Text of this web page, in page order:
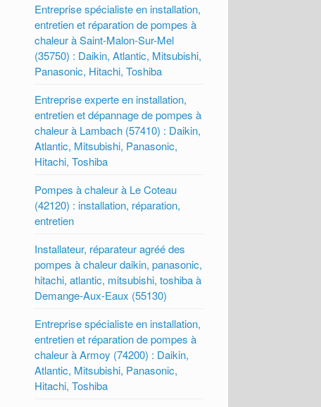
Entreprise spécialiste en installation,
entretien et réparation de pompes à
chaleur à Saint-Malon-Sur-Mel
(35750) : Daikin, Atlantic, Mitsubishi,
Panasonic, Hitachi, Toshiba
Entreprise experte en installation,
entretien et dépannage de pompes à
chaleur à Lambach (57410) : Daikin,
Atlantic, Mitsubishi, Panasonic,
Hitachi, Toshiba
Pompes à chaleur à Le Coteau
(42120) : installation, réparation,
entretien
Installateur, réparateur agréé des
pompes à chaleur daikin, panasonic,
hitachi, atlantic, mitsubishi, toshiba à
Demange-Aux-Eaux (55130)
Entreprise spécialiste en installation,
entretien et réparation de pompes à
chaleur à Armoy (74200) : Daikin,
Atlantic, Mitsubishi, Panasonic,
Hitachi, Toshiba